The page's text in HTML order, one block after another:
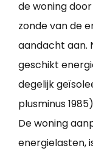
de woning
zonde van de
aandacht aan.
geschikt
degelijk
plusminus
De woning
energielasten,